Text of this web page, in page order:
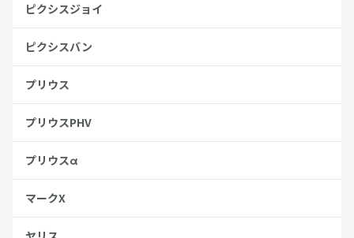
ピクシスジョイ
ピクシスバン
プリウス
プリウスPHV
プリウスα
マークX